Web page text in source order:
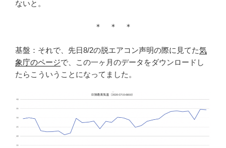
ないと。
＊ ＊ ＊
基盤：それで、先日8/2の脱エアコン声明の際に見てた気
象庁のページで、この一ヶ月のデータをダウンロードし
たらこういうことになってました。